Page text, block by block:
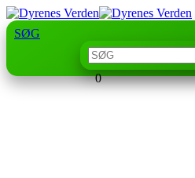
SØG
0